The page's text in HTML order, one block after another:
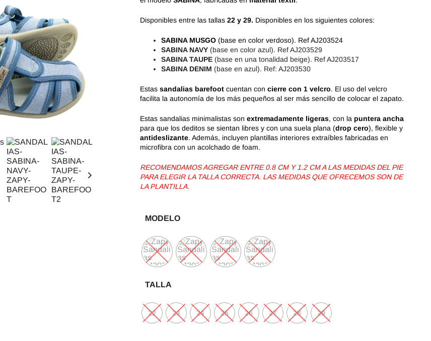
Saguaro
SlipStop
Victoria
Stitch & Walk
Zapy
Disponibles entre las tallas 22 y 29. Disponibles en los siguientes colores:
SABINA MUSGO (base en color verdoso). Ref AJ203524
SABINA NAVY (base en color azul). Ref AJ203529
SABINA TAUPE (base en una tonalidad beige). Ref AJ203517
SABINA DENIM (base en azul). Ref: AJ203530
Estas sandalias barefoot cuentan con cierre con 1 velcro. El uso del velcro
facilita la autonomía de los más pequeños al ser más sencillo de colocar el zapato.
Estas sandalias minimalistas son extremadamente ligeras, con la puntera ancha
para que los deditos se sientan libres y con una suela plana (drop cero), flexible y
antideslizante. Además, incluyen plantillas interiores extraíbles fabricadas en
microfibra con un acolchado de foam.
RECOMENDAMOS AGREGAR ENTRE 0.8 CM Y 1.2 CM A LAS MEDIDAS DEL PIE
PARA ELEGIR LA TALLA CORRECTA. LAS MEDIDAS QUE OFRECEMOS SON DE
LA PLANTILLA.
MODELO
TALLA
22 23 24 25 26 27 28 29